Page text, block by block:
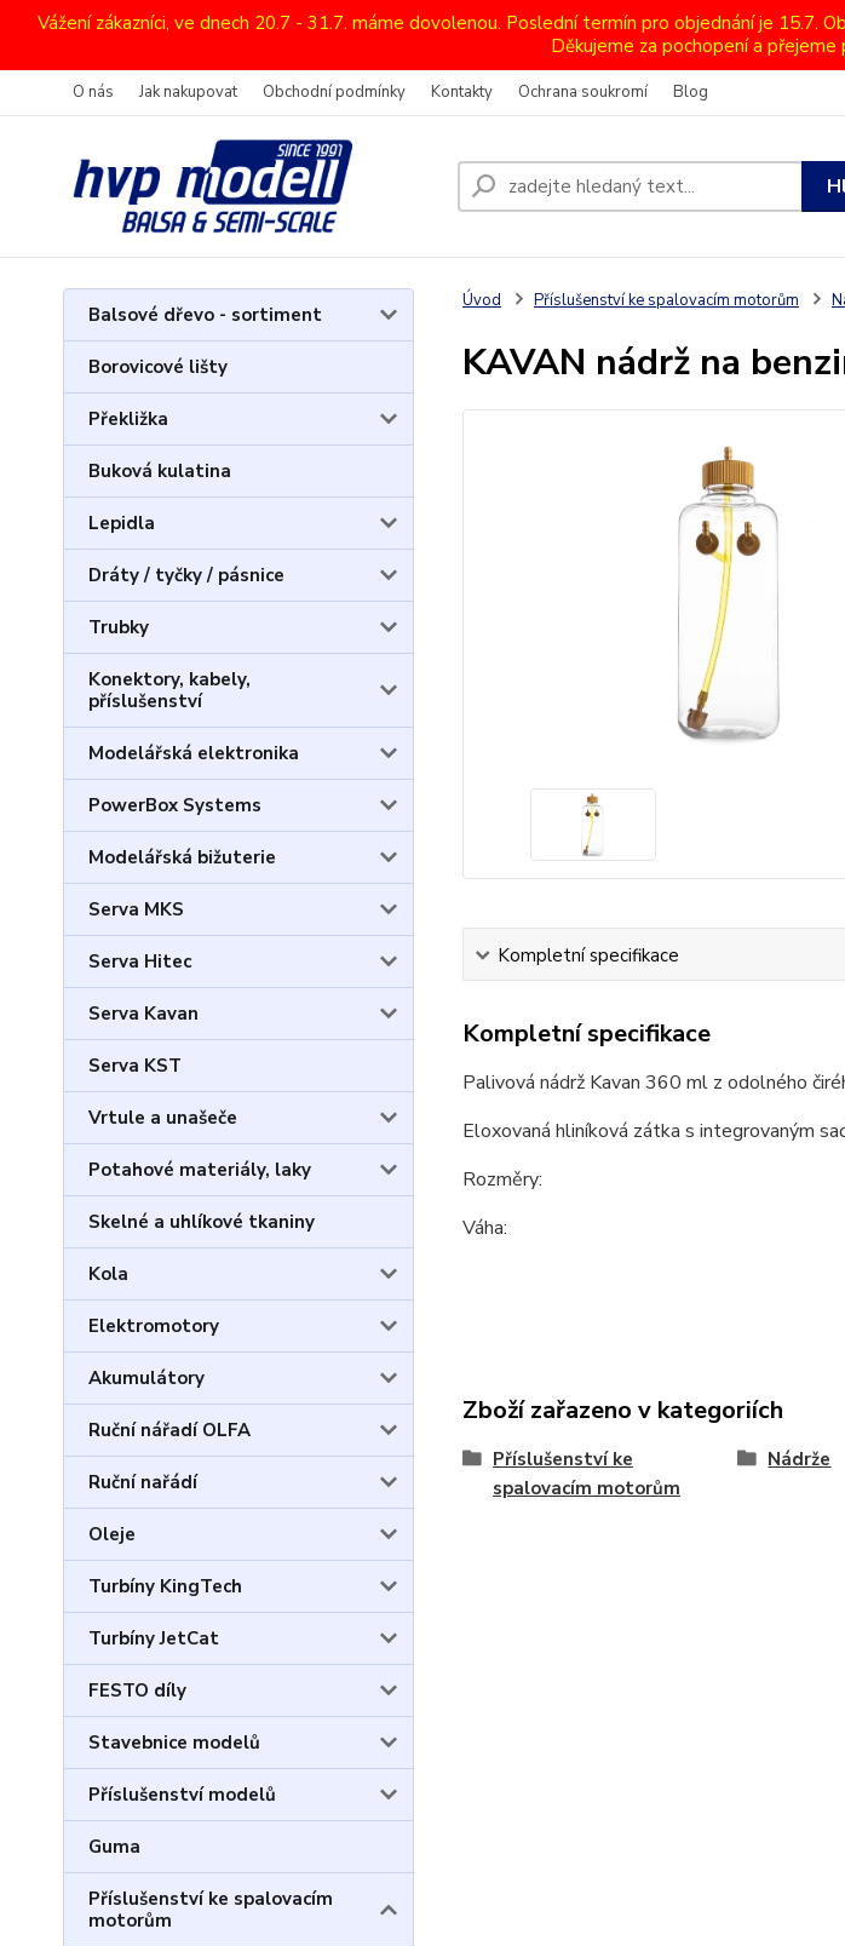
Vážení zákazníci, ve dnech 20.7 - 31.7. máme dovolenou. Poslední termín pro objednání je
Děkujeme za pochopení a
O nás Jak nakupovat Obchodní podmínky Kontakty Ochrana soukromí Blog
Balsové dřevo - sortiment
Borovicové lišty
Překližka
Buková kulatina
Lepidla
Dráty / tyčky / pásnice
Trubky
Konektory, kabely,
příslušenství
Modelářská elektronika
PowerBox Systems
Modelářská bižuterie
Serva MKS
Serva Hitec
Serva Kavan
Serva KST
Vrtule a unašeče
Potahové materiály, laky
Skelné a uhlíkové tkaniny
Kola
Elektromotory
Akumulátory
Ruční nářadí OLFA
Ruční nařádí
Oleje
Turbíny KingTech
Turbíny JetCat
FESTO díly
Stavebnice modelů
Příslušenství modelů
Guma
Příslušenství ke spalovacím
motorům
Úvod Příslušenství ke spalovacím motorům
KAVAN nádrž na
Kompletní specifikace
Kompletní specifikace
Palivová nádrž Kavan 360 ml z odolného
Eloxovaná hliníková zátka s integrovaným
Rozměry:
Váha:
Zboží zařazeno v kategoriích
Příslušenství ke
spalovacím motorům
Nádrže